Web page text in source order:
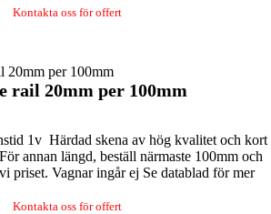
Kontakta oss för offert
rail 20mm per 100mm
1v Härdad skena av hög kvalitet och kort
annan längd, beställ närmaste 100mm och
priset. Vagnar ingår ej Se datablad för mer
Kontakta oss för offert